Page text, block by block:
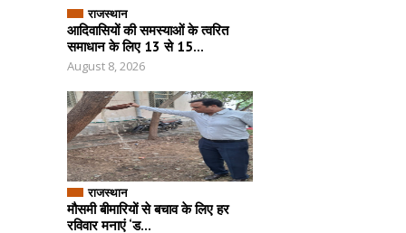
राजस्थान
आदिवासियों की समस्याओं के त्वरित
समाधान के लिए 13 से 15...
August 8, 2026
राजस्थान
मौसमी बीमारियों से बचाव के लिए हर
रविवार मनाएं ‘ड...